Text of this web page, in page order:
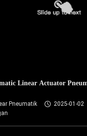
Linear Actuator
Pneumatik
2025-01-02